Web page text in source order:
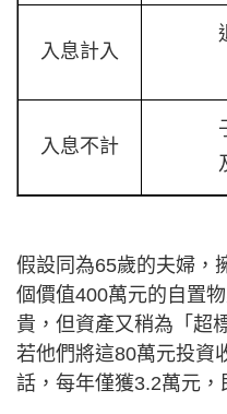
入息計入
入息不計
假設同為65歲的夫婦，
個價值400萬元的自置
貴，但資產又稍為「超
若他們將這80萬元投資
話，每年僅獲3.2萬元，